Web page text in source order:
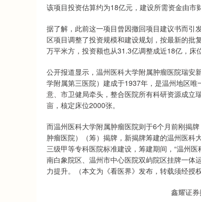
该项目投资估算约为18亿元，建设所需资金由市
据了解，此前这一项目曾因撤回项目建议书而引
区项目调整了投资规模和建设规划，按最新的
万平米方，投资额也从31.3亿调整成近18亿，床
公开报道显示，温州医科大学附属肿瘤医院瑞安
学附属第三医院）建成于1937年，是温州地区
意、市卫健局牵头，整合医院所有科研资源成立
亩，核定床位2000张。
而温州医科大学附属肿瘤医院则于6个月前刚揭
肿瘤医院）（筹）揭牌，新揭牌筹建的温州医科
三级甲等专科医院标准建设，筹建期间，“温州
南白象院区、温州市中心医院双屿院区挂牌一体
力提升。（本文为《看医界》发布，转载须经授
鑫耀证券